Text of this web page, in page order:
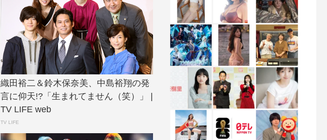
織田裕二＆鈴木保奈美、中島裕翔の発
言に仰天!?「生まれてません（笑）」 |
TV LIFE web
TV LIFE